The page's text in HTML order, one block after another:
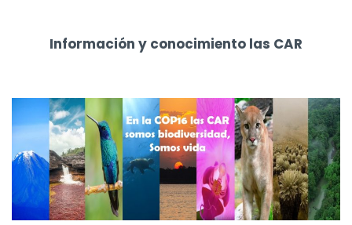
Información y conocimiento las CAR